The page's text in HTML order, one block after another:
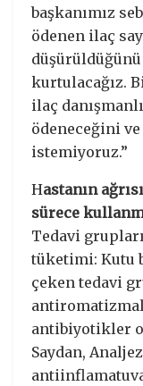
başkanımız
ödenen ilaç
kurtulacağız.
ilaç
ödeneceğini
istemiyoruz.”
Hastanın
sürece
Tedavi
tüketimi: Kutu
çeken tedavi
antibiyotikler
Saydan,